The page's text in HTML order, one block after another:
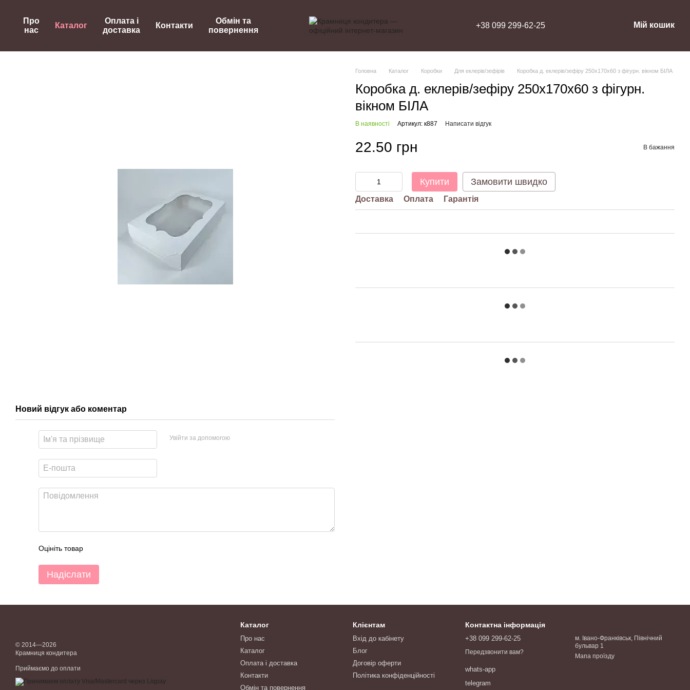
Про
нас
Каталог
Оплата і
доставка
Контакти
Обмін та
повернення
+38 099 299-62-25 Мій кошик
Новий відгук або коментар
Увійти за допомогою
Оцініть товар
Надіслати
Головна Каталог Коробки Для еклерів/зефірів Коробка д. еклерів/зефіру 250х170х60 з фігурн. вікном БІЛА
Коробка д. еклерів/зефіру 250х170х60 з фігурн.
вікном БІЛА
В наявності Артикул: к887 Написати відгук
22.50 грн В бажання
Купити Замовити швидко
Доставка Оплата Гарантія
© 2014—2026
Крамниця кондитера
Приймаємо до оплати
Каталог
Про нас
Каталог
Оплата і доставка
Контакти
Обмін та повернення
Клієнтам
Вхід до кабінету
Блог
Договір оферти
Політика конфіденційності
Контактна інформація
+38 099 299-62-25
Передзвонити вам?
whats-app
telegram
м. Івано-Франківськ, Північний
бульвар 1
Мапа проїзду